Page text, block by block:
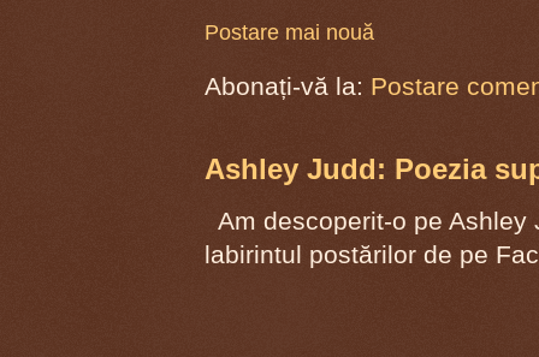
Postare mai nouă
Abonați-vă la: Postare
Ashley Judd: Poezia
Am descoperit-o pe
labirintul postărilor de pe